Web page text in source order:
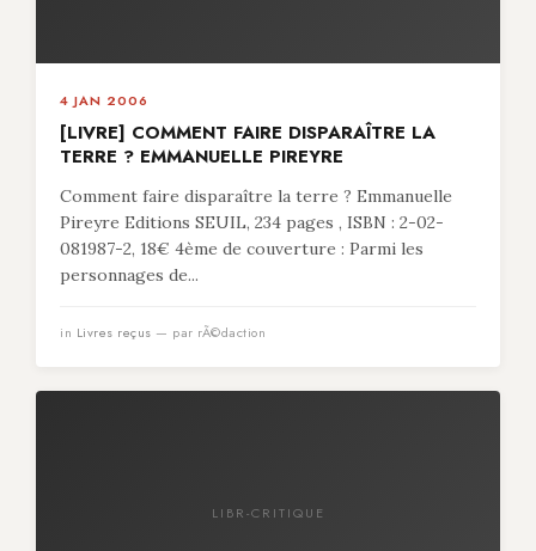
4 JAN 2006
[LIVRE] COMMENT FAIRE DISPARAÎTRE LA
TERRE ? EMMANUELLE PIREYRE
Comment faire disparaître la terre ? Emmanuelle
Pireyre Editions SEUIL, 234 pages , ISBN : 2-02-
081987-2, 18€ 4ème de couverture : Parmi les
personnages de...
in Livres reçus — par rÃ©daction
LIBR-CRITIQUE